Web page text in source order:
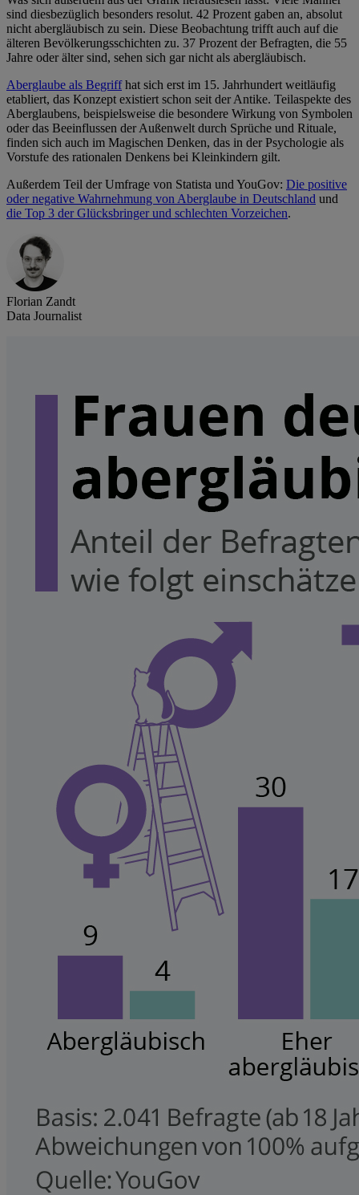
sind diesbezüglich besonders resolut. 42 Prozent gaben an, absolut
nicht abergläubisch zu sein. Diese Beobachtung trifft auch auf die
älteren Bevölkerungsschichten zu. 37 Prozent der Befragten, die 55
Jahre oder älter sind, sehen sich gar nicht als abergläubisch.
Aberglaube als Begriffhat sich erst im 15. Jahrhundert weitläufig
etabliert, das Konzept existiert schon seit der Antike. Teilaspekte des
Aberglaubens, beispielsweise die besondere Wirkung von Symbolen
oder das Beeinflussen der Außenwelt durch Sprüche und Rituale,
finden sich auch im Magischen Denken, das in der Psychologie als
Vorstufe des rationalen Denkens bei Kleinkindern gilt.
Außerdem Teil der Umfrage von Statista und YouGov: Die positive
oder negative Wahrnehmung von Aberglaube in Deutschland und
die Top 3 der Glücksbringer und schlechten Vorzeichen.
Florian Zandt
Data Journalist